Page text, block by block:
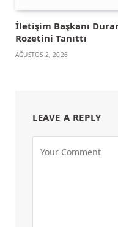
İletişim Başkanı
Rozetini Tanıttı
AĞUSTOS 2, 2026
LEAVE A REPLY